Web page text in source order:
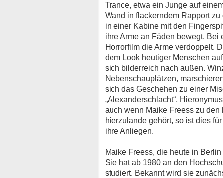
Trance, etwa ein Junge auf
Wand in flackerndem Rapport
in einer Kabine mit den
ihre Arme an Fäden bewegt.
Horrorfilm die Arme verdoppelt.
dem Look heutiger Menschen
sich bilderreich nach außen.
Nebenschauplätzen,
sich das Geschehen zu einer
„Alexanderschlacht“,
auch wenn Maike Freess zu
hierzulande gehört, so ist dies
ihre Anliegen.
Maike Freess, die heute in
Sie hat ab 1980 an den
studiert. Bekannt wird sie